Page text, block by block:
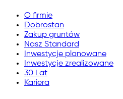
O firmie
Dobrostan
Zakup gruntów
Nasz Standard
Inwestycje planowane
Inwestycje zrealizowane
30 Lat
Kariera